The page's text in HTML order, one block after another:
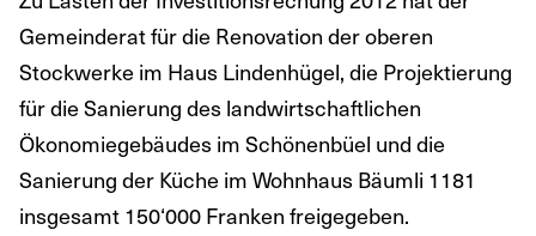
Gemeinderat für die Renovation der oberen
Stockwerke im Haus Lindenhügel, die Projektierung
für die Sanierung des landwirtschaftlichen
Ökonomiegebäudes im Schönenbüel und die
Sanierung der Küche im Wohnhaus Bäumli 1181
insgesamt 150‘000 Franken freigegeben.